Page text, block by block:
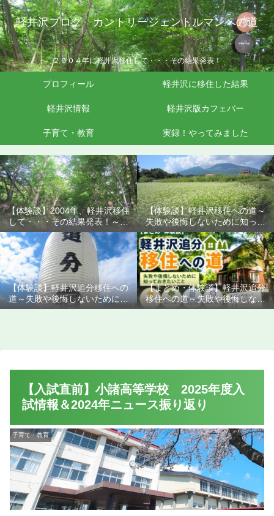
軽井沢ブログ カントリージェントルマンへの道
２００４年に軽井沢移住して・・・その結果発表！
プロフィール 軽井沢に移住した結果
軽井沢情報 軽井沢版カフェバー
子育て・教育 実録！やってみました
【体験談】2004年、軽井沢移住
して・・・その結果発表！～失
敗や後悔しないために知ってお
きたいこと
【体験談】軽井沢移住への道～
失敗や後悔しないために知って
おきたいこと
【体験談】軽井沢追分移住への
道～失敗や後悔しないために知
っておきたいこと
【まとめ・体験談】軽井沢追分
移住への道～失敗や後悔しない
ために知っておきたいこと
【入試直前】小諸高等学校 2025年度入
試情報＆2024年ニュース振り返り
子育て・教育